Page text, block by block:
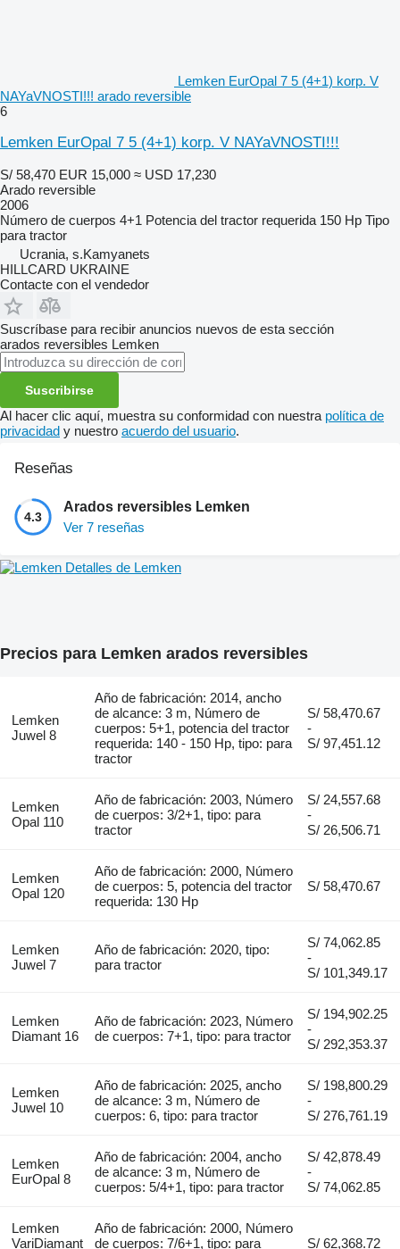
Lemken EurOpal 7 5 (4+1) korp. V
NAYaVNOSTI!!! arado reversible
6
Lemken EurOpal 7 5 (4+1) korp. V NAYaVNOSTI!!!
S/ 58,470 EUR 15,000 ≈ USD 17,230
Arado reversible
2006
Número de cuerpos 4+1 Potencia del tractor requerida 150 Hp Tipo
para tractor
Ucrania, s.Kamyanets
HILLCARD UKRAINE
Contacte con el vendedor
Suscríbase para recibir anuncios nuevos de esta sección
arados reversibles Lemken
Suscribirse
Al hacer clic aquí, muestra su conformidad con nuestra política de
privacidad y nuestro acuerdo del usuario.
Reseñas
4.3
Arados reversibles Lemken
Ver 7 reseñas
Detalles de Lemken
Precios para Lemken arados reversibles
Lemken
Juwel 8
Año de fabricación: 2014, ancho
de alcance: 3 m, Número de
cuerpos: 5+1, potencia del tractor
requerida: 140 - 150 Hp, tipo: para
tractor
S/ 58,470.67
-
S/ 97,451.12
Lemken
Opal 110
Año de fabricación: 2003, Número
de cuerpos: 3/2+1, tipo: para
tractor
S/ 24,557.68
-
S/ 26,506.71
Lemken
Opal 120
Año de fabricación: 2000, Número
de cuerpos: 5, potencia del tractor
requerida: 130 Hp
S/ 58,470.67
Lemken
Juwel 7
Año de fabricación: 2020, tipo:
para tractor
S/ 74,062.85
-
S/ 101,349.17
Lemken
Diamant 16
Año de fabricación: 2023, Número
de cuerpos: 7+1, tipo: para tractor
S/ 194,902.25
-
S/ 292,353.37
Lemken
Juwel 10
Año de fabricación: 2025, ancho
de alcance: 3 m, Número de
cuerpos: 6, tipo: para tractor
S/ 198,800.29
-
S/ 276,761.19
Lemken
EurOpal 8
Año de fabricación: 2004, ancho
de alcance: 3 m, Número de
cuerpos: 5/4+1, tipo: para tractor
S/ 42,878.49
-
S/ 74,062.85
Lemken
VariDiamant
Año de fabricación: 2000, Número
de cuerpos: 7/6+1, tipo: para
S/ 62,368.72